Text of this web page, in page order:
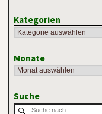
Kategorien
Monate
Suche